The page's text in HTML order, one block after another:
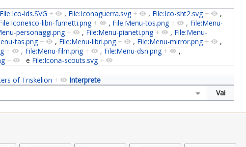
File:Ico-lds.SVG + , File:Iconaguerra.svg + , File:Ico-sht2.svg +
,
libri-fumetti.png + , File:Menu-tos.png + , File:Menu-
personaggi.png + , File:Menu-pianeti.png + , File:Menu-
tas.png + , File:Menu-libri.png + , File:Menu-mirror.png +
,
+ , File:Menu-film.png + , File:Menu-dsn.png +
,
+ e File:Icona-scouts.svg +
Interprete
of Triskelion +